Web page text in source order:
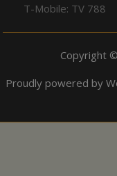
T-Mobile: TV 788
Copyright
Proudly powered by